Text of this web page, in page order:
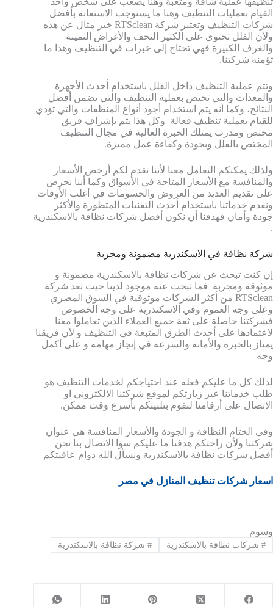
القيام بعمليات التنظيف وهنا ما يستوجب الاستعانة بأفضل
شركات التنظيف وتعتبر شركة RTSclean خير مثال عن هذه
ولأن الفلل تحتوي على الكثير التحف والأغراض الثمينة
والغرف الكبيرة فهي تحتاج إلى خبرات في التنظيف وهذا ما
تؤمنه شركتنا.
وتتم عملية التنظيف داخل الفلل باستخدام أحدث الأجهزة
والمعدات والتي تختص بعملية التنظيف والتي تضمن أفضل
النتائج، وكما أنه يتم استخدام أجود أنواع المنظفات والتي تؤدي
للقيام بعملية تنظيف فعالة وكل هذا يتم بإشراف فريق
مختص ومدرب يمتلك الخبرة العالية في مجال التنظيف
المختص بالفلل وبجودة وكفاءة عمل مميزة.
ولذلك يمكنكم التعامل معنا لأننا نقدم لكم أرخص الأسعار
والمنافسة مع الأسعار المتاحة في الأسواق وكما أننا نحرص
على تقديم العديد من العروض والحسومات في أغلب الأوقات
ونقدم خدماتنا باستخدام أحدث التقنيات المتطورة والأكثر
جودة وأمان فهدفنا أن نكون أفضل شركات نظافة بالاسكندرية
.
شركة نظافة في الاسكندرية مضمونة ومجربة
إن كنت تبحث عن شركات نظافة بالاسكندرية مضمونة و
موثوقة ومجربة فما تبحث عنه موجود لدينا حيث تعد شركة
RTSclean من أكثر الشركات موثوقية في السوق المصري
وعلى وجه العموم وفي الاسكندرية على وجه الخصوص
فشركتنا حاصلة على ثقة جميع العملاء الذين تعاملوا معنا
لاعتمادها على أحدث الطرق المتبعة في التنظيف و لأن فريقنا
يمتاز بالخبرة والأمانة والسرعة في إنجاز مهامه و على أكمل
وجه
لذلك كل ما عليكم فعله عند احتياجكم لخدمات التنظيف هو
طلب خدماتنا عبر زيارتكم لموقع شركتنا الالكتروني او
الاتصال على أرقامنا لنقوم بتلبيتكم بأسرع وقت ممكن.
وفي الختام النظافة و الجودة والأسعار المنافسة هي عنوان
شركتنا ولأن راحتكم هدفنا ما عليكم سوا الاتصال بنا نحن
أفضل شركات نظافة بالاسكندرية ونسأل الله دوام عافيتكم
اسعار شركات تنظيف المنازل في مصر
وسوم
#شركات نظافة بالاسكندرية #شركة نظافة بالاسكندرية